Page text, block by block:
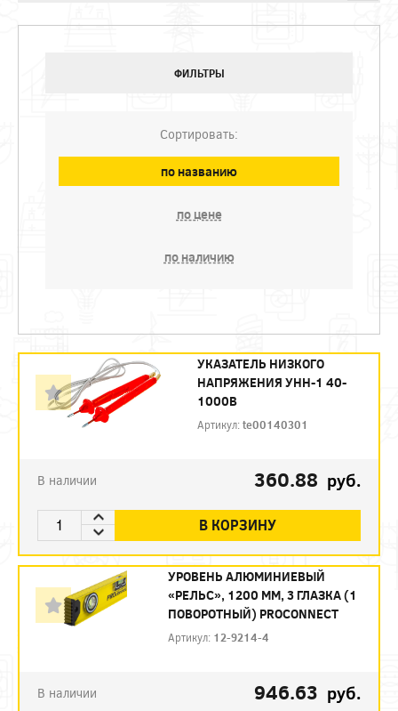
ФИЛЬТРЫ
Сортировать:
по названию
по цене
по наличию
УКАЗАТЕЛЬ НИЗКОГО
НАПРЯЖЕНИЯ УНН-1 40-
1000В
Артикул:te00140301
В наличии 360.88 руб.
В КОРЗИНУ
УРОВЕНЬ АЛЮМИНИЕВЫЙ
«РЕЛЬС», 1200 ММ, 3 ГЛАЗКА (1
ПОВОРОТНЫЙ) PROCONNECT
Артикул: 12-9214-4
В наличии 946.63 руб.